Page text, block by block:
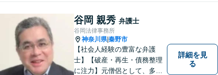
谷市・長野県中南信の人々の
権利を守るために懸命に働き
ます。離婚・借金・交通事故
などお気軽にご相談くださ
い。
谷岡 親秀 弁護士
谷岡法律事務所
神奈川県|秦野市
【社会人経験の豊富な弁護
士】【破産・再生・債務整理
に注力】元僧侶として、多く
詳細を見
る